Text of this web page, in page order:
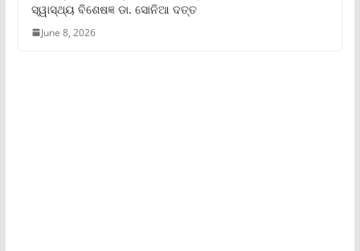
ସ୍ୱାସ୍ଥ୍ୟ ବିଶେଷଜ୍ଞ ଡା. ସୋନିଆ ଦତ୍ତ
June 8, 2026